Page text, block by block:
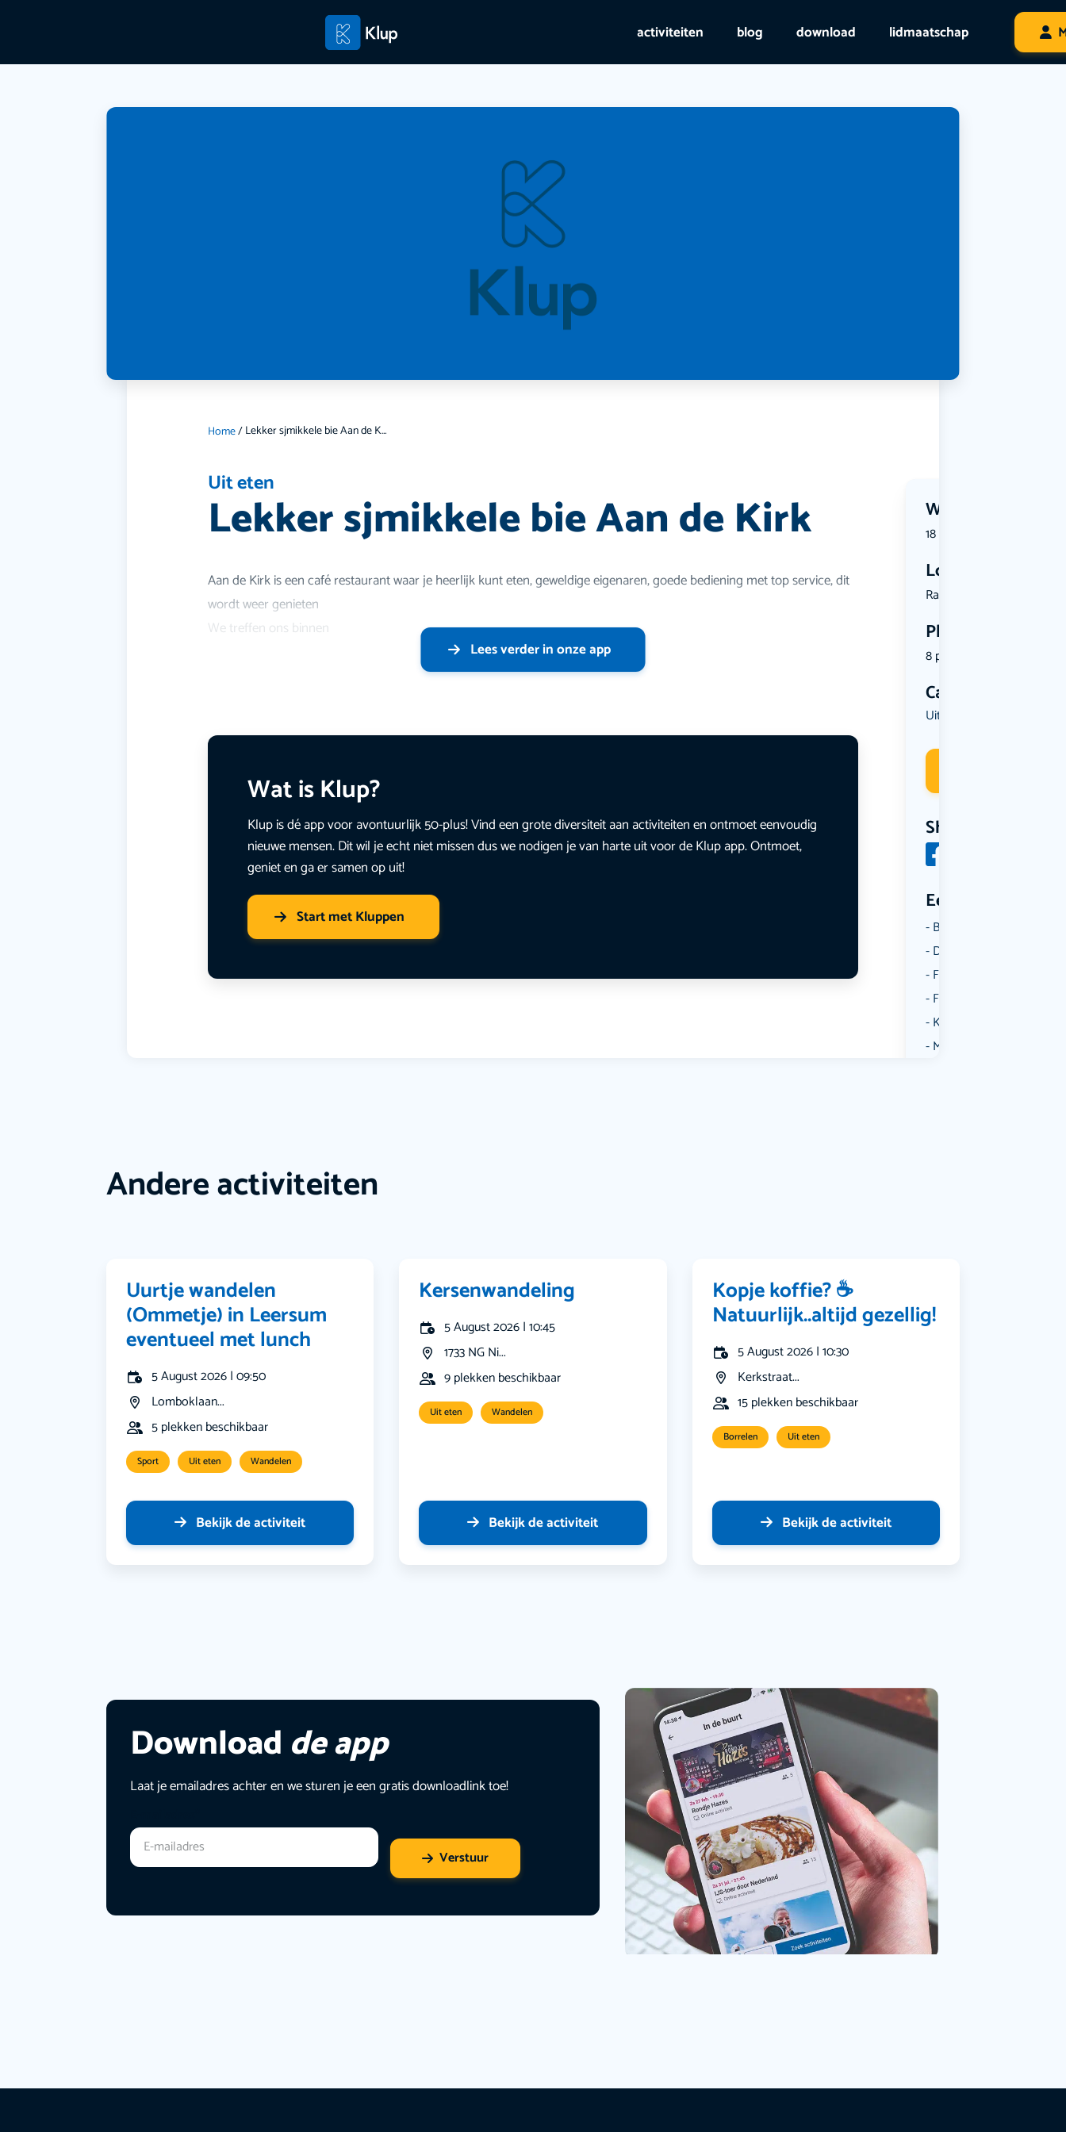
activiteiten blog download lidmaatschap
Home/ Lekker sjmikkele bie Aan de Kirk
Uit eten
Lekker sjmikkele bie Aan de Kirk Wanneer?
18 July 2026 | 18:30
Locatie
Raadhuispl...
Plekken
8 plekken beschikbaar
Categorie
Uit eten
Share
Een aantal
Borrelen
Dansen
Fietsen
Film
Kunst & Cultuur
Muziek
Aan de Kirk is een café restaurant waar je heerlijk kunt eten, geweldige eigenaren, goede bediening met top service, dit
wordt weer genieten
We treffen ons binnen
Lees verder in onze app
Wat is Klup?
Klup is dé app voor avontuurlijk 50-plus! Vind een grote diversiteit aan activiteiten en ontmoet eenvoudig
nieuwe mensen. Dit wil je echt niet missen dus we nodigen je van harte uit voor de Klup app. Ontmoet,
geniet en ga er samen op uit!
Start met Kluppen
Andere activiteiten
Uurtje wandelen
(Ommetje) in Leersum
eventueel met lunch
5 August 2026 | 09:50
Lomboklaan...
5 plekken beschikbaar
Sport Uit eten Wandelen
Bekijk de activiteit
Kersenwandeling
5 August 2026 | 10:45
1733 NG Ni...
9 plekken beschikbaar
Uit eten Wandelen
Bekijk de activiteit
Kopje koffie? ☕️
Natuurlijk..altijd gezellig!
5 August 2026 | 10:30
Kerkstraat...
15 plekken beschikbaar
Borrelen Uit eten
Bekijk de activiteit
Download de app
Laat je emailadres achter en we sturen je een gratis downloadlink toe!
Verstuur